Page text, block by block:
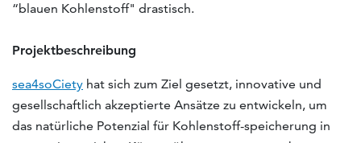
“blauen Kohlenstoff" drastisch.
Projektbeschreibung
sea4soCiety hat sich zum Ziel gesetzt, innovative und
gesellschaftlich akzeptierte Ansätze zu entwickeln, um
das natürliche Potenzial für Kohlenstoff-speicherung in